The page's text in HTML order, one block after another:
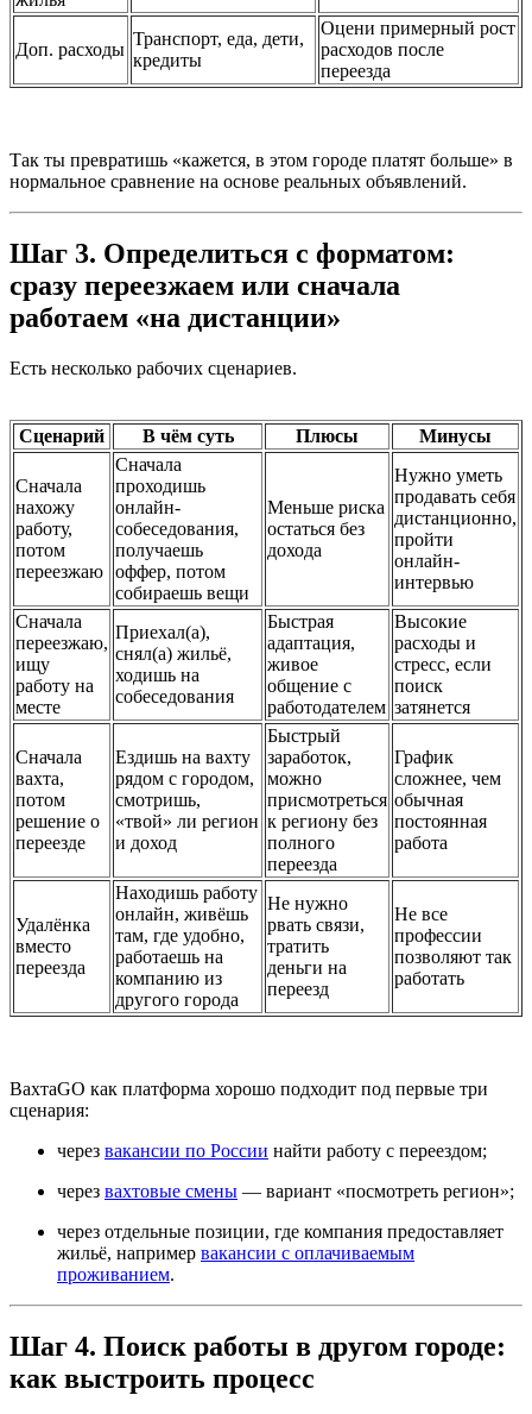
Доп. расходы
Транспорт, еда, дети,
кредиты
Оцени примерный рост
расходов после
переезда
Так ты превратишь «кажется, в этом городе платят больше» в
нормальное сравнение на основе реальных объявлений.
Шаг 3. Определиться с форматом:
сразу переезжаем или сначала
работаем «на дистанции»
Есть несколько рабочих сценариев.
Сценарий В чём суть Плюсы Минусы
Сначала
нахожу
работу,
потом
переезжаю
Сначала
проходишь
онлайн-
собеседования,
получаешь
оффер, потом
собираешь вещи
Меньше риска
остаться без
дохода
Нужно уметь
продавать себя
дистанционно,
пройти
онлайн-
интервью
Сначала
переезжаю,
ищу
работу на
месте
Приехал(а),
снял(а) жильё,
ходишь на
собеседования
Быстрая
адаптация,
живое
общение с
работодателем
Высокие
расходы и
стресс, если
поиск
затянется
Сначала
вахта,
потом
решение о
переезде
Ездишь на вахту
рядом с городом,
смотришь,
«твой» ли регион
и доход
Быстрый
заработок,
можно
присмотреться
к региону без
полного
переезда
График
сложнее, чем
обычная
постоянная
работа
Удалёнка
вместо
переезда
Находишь работу
онлайн, живёшь
там, где удобно,
работаешь на
компанию из
другого города
Не нужно
рвать связи,
тратить
деньги на
переезд
Не все
профессии
позволяют так
работать
ВахтаGO как платформа хорошо подходит под первые три
сценария:
через вакансии по России найти работу с переездом;
через вахтовые смены — вариант «посмотреть регион»;
через отдельные позиции, где компания предоставляет
жильё, например вакансии с оплачиваемым
проживанием.
Шаг 4. Поиск работы в другом городе:
как выстроить процесс